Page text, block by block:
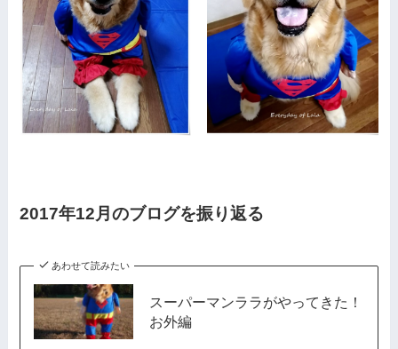
2017年12月のブログを振り返る
あわせて読みたい
スーパーマンララがやってきた！
お外編